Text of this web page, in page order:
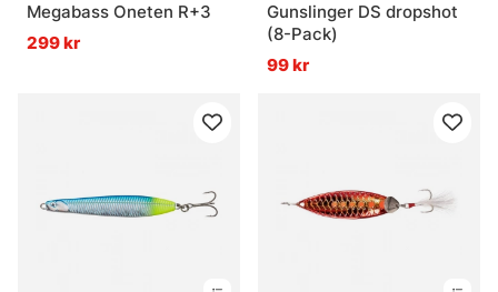
Megabass Oneten R+3
299 kr
Gunslinger DS dropshot
(8-Pack)
99 kr